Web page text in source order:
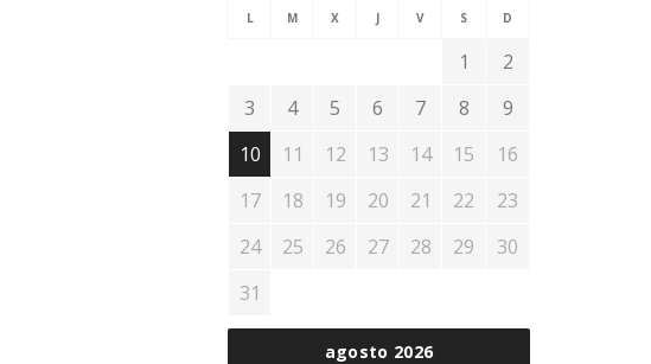
agosto 2026
L M X J V S D
1
2
3
4 5 6 7 8
9
10
11 12 13 14 15
16
17
18 19 20 21 22
23
24
25 26 27 28 29
30
31